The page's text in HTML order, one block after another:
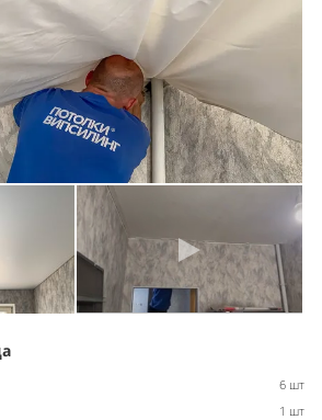
6 шт
1 шт